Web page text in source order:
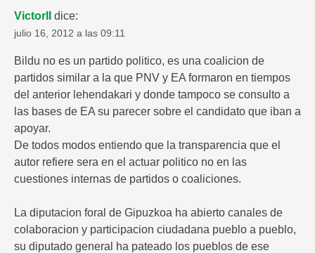
VictorII dice:
julio 16, 2012 a las 09:11
Bildu no es un partido politico, es una coalicion de
partidos similar a la que PNV y EA formaron en tiempos
del anterior lehendakari y donde tampoco se consulto a
las bases de EA su parecer sobre el candidato que iban a
apoyar.
De todos modos entiendo que la transparencia que el
autor refiere sera en el actuar politico no en las
cuestiones internas de partidos o coaliciones.
La diputacion foral de Gipuzkoa ha abierto canales de
colaboracion y participacion ciudadana pueblo a pueblo,
su diputado general ha pateado los pueblos de ese